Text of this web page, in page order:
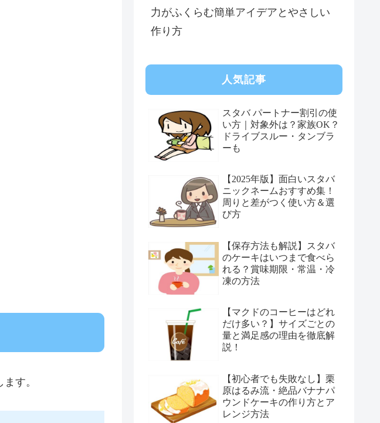
す。
力がふくらむ簡単アイデアとやさしい
作り方
人気記事
スタバ パートナー割引の使
い方｜対象外は？家族OK？
ドライブスルー・タンブラ
ーも
【2025年版】面白いスタバ
ニックネームおすすめ集！
周りと差がつく使い方＆選
び方
【保存方法も解説】スタバ
のケーキはいつまで食べら
れる？賞味期限・常温・冷
凍の方法
【マクドのコーヒーはどれ
だけ多い？】サイズごとの
量と満足感の理由を徹底解
説！
【初心者でも失敗なし】栗
原はるみ流・絶品バナナパ
ウンドケーキの作り方とア
レンジ方法